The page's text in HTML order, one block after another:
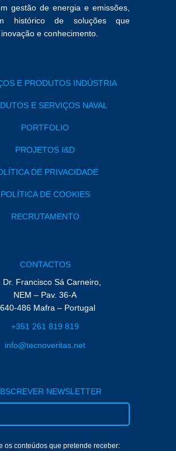
gestão de energia e emissões,
histórico de soluções que
e conhecimento.
E PRODUTOS INDÚSTRIA
E SERVIÇOS NAVAL
PORTFOLIO
PROJETOS I&D
DE PRIVACIDADE
POLÍTICA DE COOKIES
RECRUTAMENTO
CONTACTOS
Dr. Francisco Sá Carneiro,
NEM – Pav. 36-A
486 Mafra – Portugal
+351 261 819 819
info@tecnoveritas.net
NEWSLETTER
os conteúdos que pretende receber: